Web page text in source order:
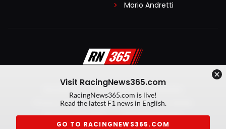
Mario Andretti
Algemene voorwaarden
Privacy Policy
Created by On Your Marks
Privacy manager
Kansspeluitingen
Visit RacingNews365.com
RacingNews365.com is live!
Read the latest F1 news in English.
GO TO RACINGNEWS365.COM